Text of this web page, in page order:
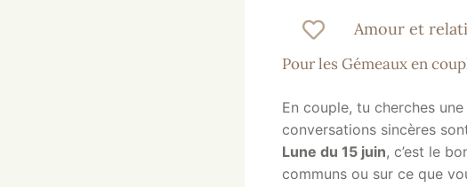
Amour et
Pour les Gémeaux en
En couple, tu cherches une
conversations sincères
Lune du 15 juin, c’est le
communs ou sur ce que